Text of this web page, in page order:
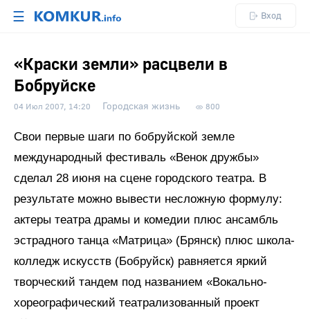
☰ Вход
«Краски земли» расцвели в
Бобруйске
04 Июл 2007, 14:20 Городская жизнь 800
Свои первые шаги по бобруйской земле
международный фестиваль «Венок дружбы»
сделал 28 июня на сцене городского театра. В
результате можно вывести несложную формулу:
актеры театра драмы и комедии плюс ансамбль
эстрадного танца «Матрица» (Брянск) плюс школа-
колледж искусств (Бобруйск) равняется яркий
творческий тандем под названием «Вокально-
хореографический театрализованный проект